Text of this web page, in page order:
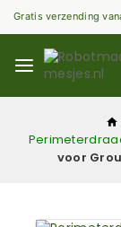
Gratis verzending
voor